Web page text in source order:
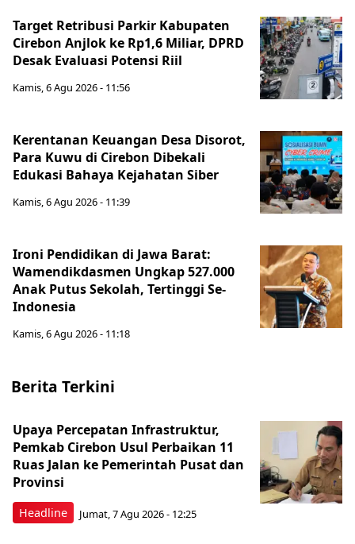
Target Retribusi Parkir Kabupaten
Cirebon Anjlok ke Rp1,6 Miliar, DPRD
Desak Evaluasi Potensi Riil
Kamis, 6 Agu 2026 - 11:56
Kerentanan Keuangan Desa Disorot,
Para Kuwu di Cirebon Dibekali
Edukasi Bahaya Kejahatan Siber
Kamis, 6 Agu 2026 - 11:39
Ironi Pendidikan di Jawa Barat:
Wamendikdasmen Ungkap 527.000
Anak Putus Sekolah, Tertinggi Se-
Indonesia
Kamis, 6 Agu 2026 - 11:18
Berita Terkini
Headline
Upaya Percepatan Infrastruktur,
Pemkab Cirebon Usul Perbaikan 11
Ruas Jalan ke Pemerintah Pusat dan
Provinsi
Jumat, 7 Agu 2026 - 12:25